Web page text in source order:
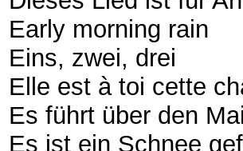
Early morning rain
Eins, zwei, drei
Elle est à toi cette
Es führt über den
Es ist ein Schnee